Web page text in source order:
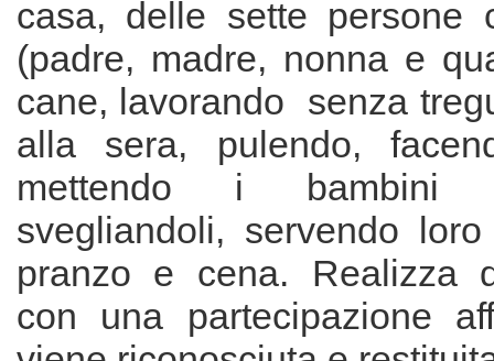
casa, delle sette persone
(padre, madre, nonna e
cane, lavorando senza
alla sera, pulendo,
mettendo i bambini
svegliandoli, servendo
pranzo e cena. Realizza
con una partecipazione